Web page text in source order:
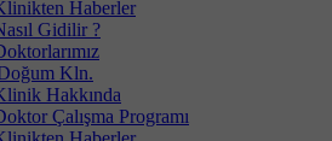
Haberler
Gidilir ?
Kln.
Hakkında
Çalışma Programı